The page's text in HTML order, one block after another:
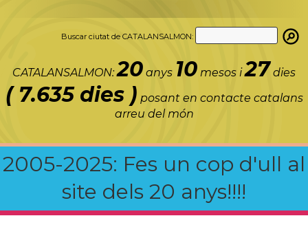
Buscar ciutat de CATALANSALMON:
CATALANSALMON:20 anys 10 mesos i27 dies
( 7.635 dies ) posant en contacte catalans
arreu del món
2005-2025: Fes un cop d'ull al
site dels 20 anys!!!!